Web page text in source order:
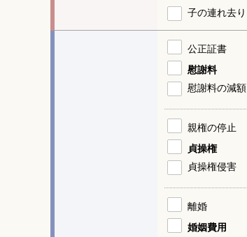
子の連れ去り
公正証書
慰謝料
慰謝料の減額
親権の停止
貞操権
貞操権侵害
離婚
婚姻費用